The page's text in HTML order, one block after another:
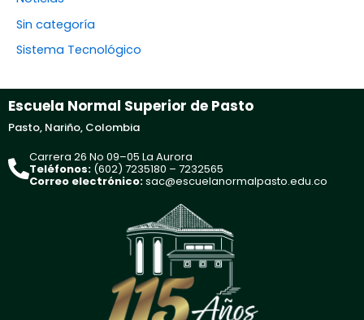
Sin categoría
Sistema Tecnológico
Escuela Normal Superior de Pasto
Pasto, Nariño, Colombia
Carrera 26 No 09–05 La Aurora
Teléfonos: (602) 7235180 – 7232565
Correo electrónico:sac@escuelanormalpasto.edu.co